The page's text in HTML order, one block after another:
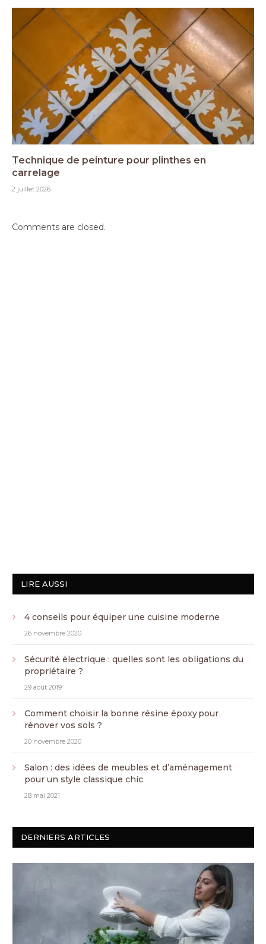
Technique de peinture pour plinthes en
carrelage
2 juillet 2026
Comments are closed.
LIRE AUSSI
4 conseils pour équiper une cuisine moderne
26 novembre 2020
Sécurité électrique : quelles sont les obligations du
propriétaire ?
29 août 2019
Comment choisir la bonne résine époxy pour
rénover vos sols ?
20 novembre 2020
Salon : des idées de meubles et d’aménagement
pour un style classique chic
28 mai 2021
DERNIERS ARTICLES